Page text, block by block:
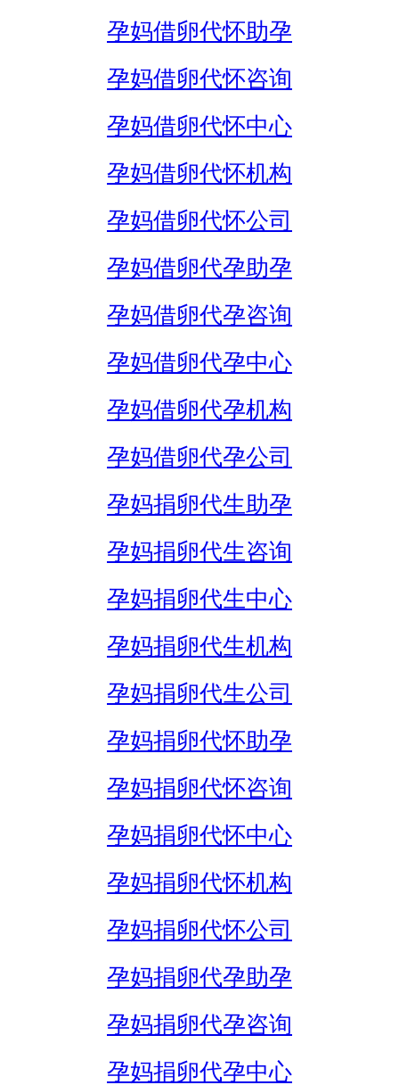
孕妈借卵代怀助孕
孕妈借卵代怀咨询
孕妈借卵代怀中心
孕妈借卵代怀机构
孕妈借卵代怀公司
孕妈借卵代孕助孕
孕妈借卵代孕咨询
孕妈借卵代孕中心
孕妈借卵代孕机构
孕妈借卵代孕公司
孕妈捐卵代生助孕
孕妈捐卵代生咨询
孕妈捐卵代生中心
孕妈捐卵代生机构
孕妈捐卵代生公司
孕妈捐卵代怀助孕
孕妈捐卵代怀咨询
孕妈捐卵代怀中心
孕妈捐卵代怀机构
孕妈捐卵代怀公司
孕妈捐卵代孕助孕
孕妈捐卵代孕咨询
孕妈捐卵代孕中心